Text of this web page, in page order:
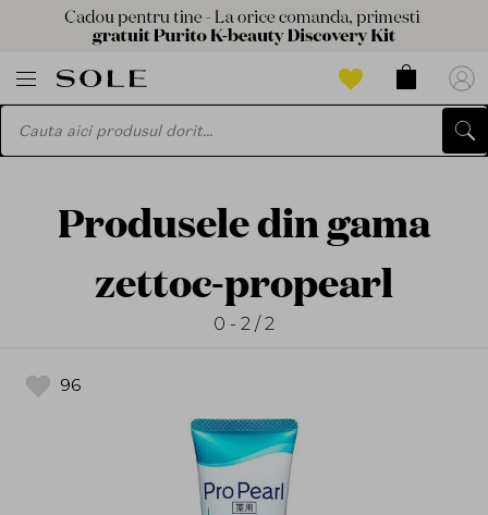
Produsele din gama
zettoc-propearl
0 - 2 / 2
96